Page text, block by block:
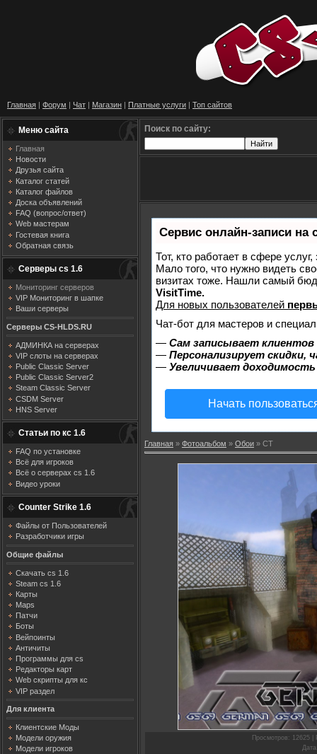
Главная | Форум | Чат | Магазин | Платные услуги | Топ сайтов
Меню сайта
Главная
Новости
Друзья сайта
Каталог статей
Каталог файлов
Доска объявлений
FAQ (вопрос/ответ)
Web мастерам
Гостевая книга
Обратная связь
Серверы cs 1.6
Мониторинг серверов
VIP Мониторинг в шапке
Ваши серверы
Серверы CS-HLDS.RU
АДМИНКА на серверах
VIP слоты на серверах
Public Classic Server
Public Classic Server2
Steam Classic Server
CSDM Server
HNS Server
Статьи по кс 1.6
FAQ по установке
Всё для игроков
Всё о серверах cs 1.6
Видео уроки
Counter Strike 1.6
Файлы от Пользователей
Разработчики игры
Общие файлы
Скачать cs 1.6
Steam cs 1.6
Карты
Maps
Патчи
Боты
Вейпоинты
Античиты
Программы для cs
Редакторы карт
Web скрипты для кс
VIP раздел
Для клиента
Клиентские Моды
Модели оружия
Модели игроков
Поиск по сайту:
Сервис онлайн-записи на
Тот, кто работает в сфере
Мало того, что нужно видеть
визитах тоже. Нашли самый
VisitTime.
Для новых пользователей
Чат-бот для мастеров и
— Сам записывает
— Персонализирует скидки,
— Увеличивает
Начать
Главная » Фотоальбом » Обои » CT
Просмотров : 12625 |
Дата